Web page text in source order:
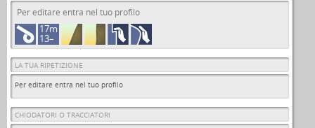
Per editare entra nel tuo profilo
17m
13–
LA TUA RIPETIZIONE
Per editare entra nel tuo profilo
CHIODATORI O TRACCIATORI